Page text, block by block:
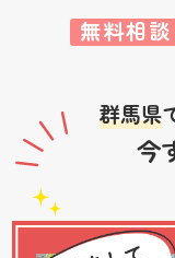
無料相談
群馬県
今